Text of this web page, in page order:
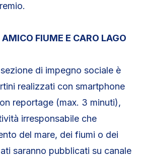
FIUME E CARO LAGO
di impegno sociale è
realizzati con smartphone
reportage (max. 3 minuti),
irresponsabile che
del mare, dei fiumi o dei
saranno pubblicati su canale